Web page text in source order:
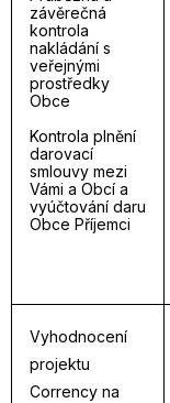
závěrečná
kontrola
nakládání s
veřejnými
prostředky
Obce
Kontrola plnění
darovací
smlouvy mezi
Vámi a Obcí a
vyúčtování daru
Obce Příjemci
Vyhodnocení
projektu
Corrency na